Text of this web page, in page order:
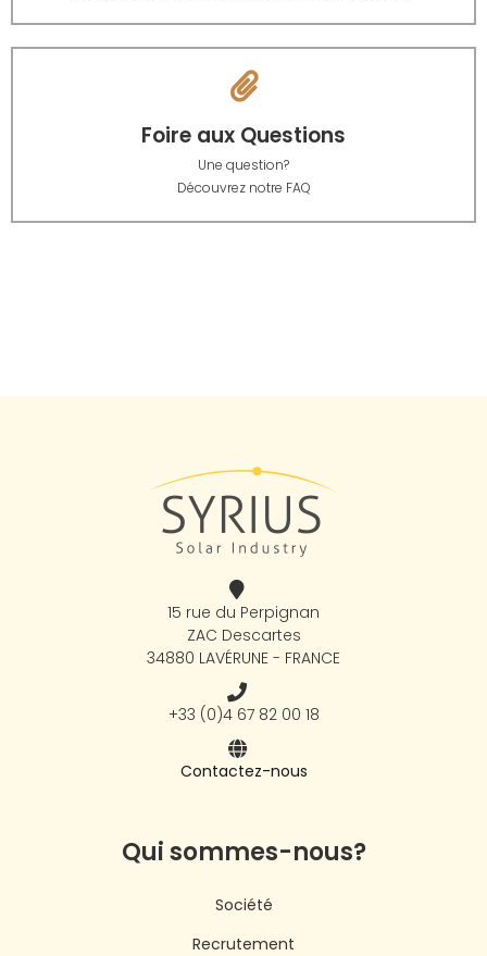
Foire aux Questions
Une question?
Découvrez notre FAQ
15 rue du Perpignan
ZAC Descartes
34880 LAVÉRUNE - FRANCE
+33 (0)4 67 82 00 18
Contactez-nous
Qui sommes-nous?
Société
Recrutement